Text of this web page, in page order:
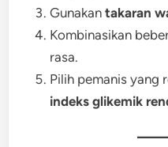
Gunakantakaran
Kombinasikan
rasa.
Pilih pemanis yang
indeks glikemik